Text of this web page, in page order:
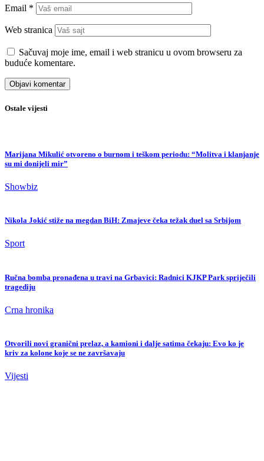
Email *
Web stranica
Sačuvaj moje ime, email i web stranicu u ovom browseru za
buduće komentare.
Ostale vijesti
Marijana Mikulić otvoreno o burnom i teškom periodu: “Molitva i klanjanje
su mi donijeli mir”
Showbiz
Nikola Jokić stiže na megdan BiH: Zmajeve čeka težak duel sa Srbijom
Sport
Ručna bomba pronađena u travi na Grbavici: Radnici KJKP Park spriječili
tragediju
Crna hronika
Otvorili novi granični prelaz, a kamioni i dalje satima čekaju: Evo ko je
kriv za kolone koje se ne završavaju
Vijesti